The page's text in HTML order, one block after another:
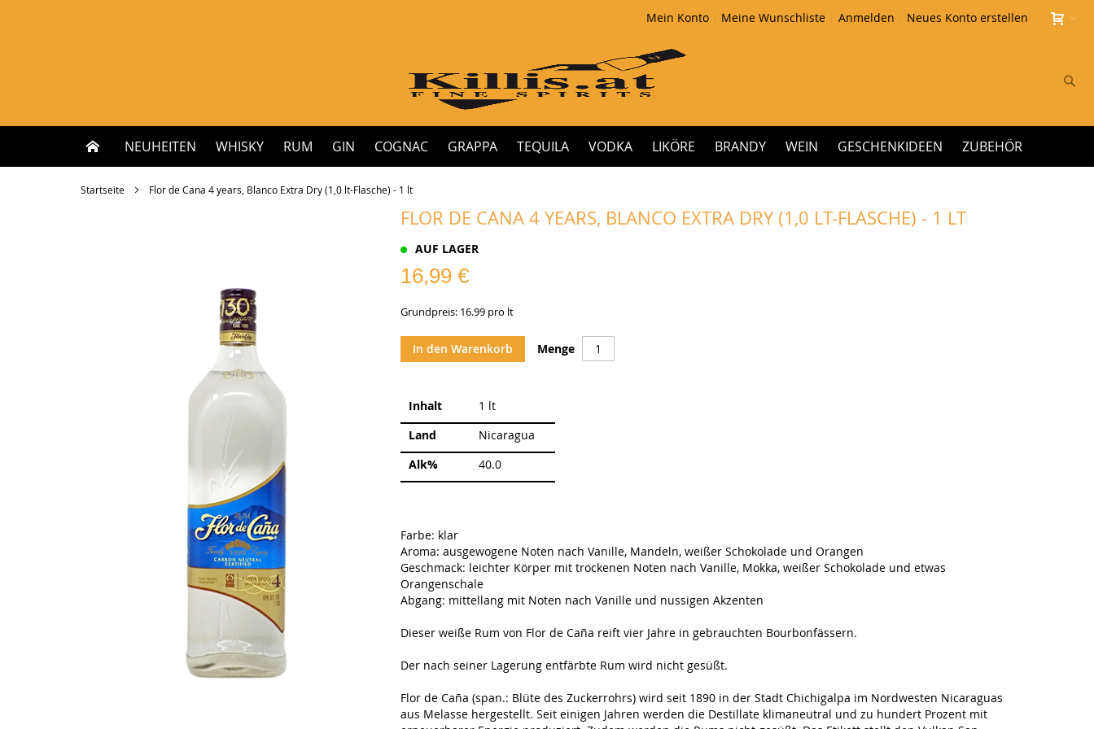
Mein Konto Meine Wunschliste Anmelden Neues Konto erstellen
NEUHEITEN WHISKY RUM GIN COGNAC GRAPPA TEQUILA VODKA LIKÖRE BRANDY WEIN GESCHENKIDEEN ZUBEHÖR
Startseite Flor de Cana 4 years, Blanco Extra Dry (1,0 lt-Flasche) - 1 lt
FLOR DE CANA 4 YEARS, BLANCO EXTRA DRY (1,0 LT-FLASCHE) - 1 LT
AUF LAGER
16,99 €
Grundpreis: 16.99 pro lt
Menge
In den Warenkorb
Weitere
Inhalt
1 lt
Land
Nicaragua
Alk%
40.0
Farbe: klar
Aroma: ausgewogene Noten nach Vanille, Mandeln, weißer Schokolade und Orangen
Geschmack: leichter Körper mit trockenen Noten nach Vanille, Mokka, weißer Schokolade und etwas
Orangenschale
Abgang: mittellang mit Noten nach Vanille und nussigen Akzenten
Dieser weiße Rum von Flor de Caña reift vier Jahre in gebrauchten Bourbonfässern.
Der nach seiner Lagerung entfärbte Rum wird nicht gesüßt.
Flor de Caña (span.: Blüte des Zuckerrohrs) wird seit 1890 in der Stadt Chichigalpa im Nordwesten Nicaraguas
aus Melasse hergestellt. Seit einigen Jahren werden die Destillate klimaneutral und zu hundert Prozent mit